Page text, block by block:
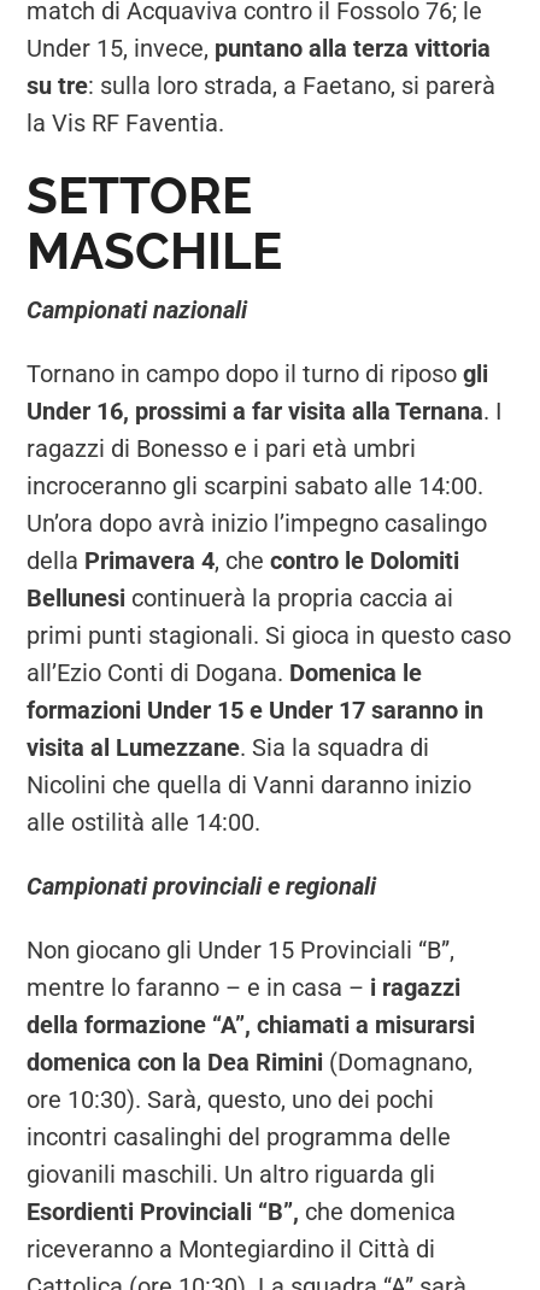
match di Acquaviva contro il Fossolo 76; le
Under 15, invece, puntano alla terza vittoria
su tre: sulla loro strada, a Faetano, si parerà
la Vis RF Faventia.
SETTORE
MASCHILE
Campionati nazionali
Tornano in campo dopo il turno di riposogli
Under 16, prossimi a far visita alla Ternana. I
ragazzi di Bonesso e i pari età umbri
incroceranno gli scarpini sabato alle 14:00.
Un’ora dopo avrà inizio l’impegno casalingo
della Primavera 4, checontro le Dolomiti
Bellunesi continuerà la propria caccia ai
primi punti stagionali. Si gioca in questo caso
all’Ezio Conti di Dogana. Domenica le
formazioni Under 15 e Under 17 saranno in
visita al Lumezzane. Sia la squadra di
Nicolini che quella di Vanni daranno inizio
alle ostilità alle 14:00.
Campionati provinciali e regionali
Non giocano gli Under 15 Provinciali “B”,
mentre lo faranno – e in casa – i ragazzi
della formazione “A”, chiamati a misurarsi
domenica con la Dea Rimini (Domagnano,
ore 10:30). Sarà, questo, uno dei pochi
incontri casalinghi del programma delle
giovanili maschili. Un altro riguarda gli
Esordienti Provinciali “B”, che domenica
riceveranno a Montegiardino il Città di